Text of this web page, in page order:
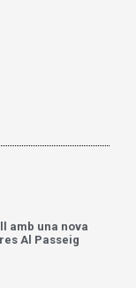
amb una nova
Al Passeig